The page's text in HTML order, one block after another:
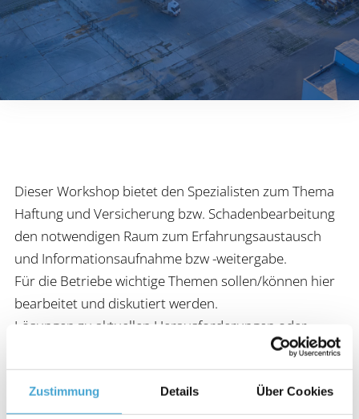
Zustimmung Details Über Cookies
Dieser Workshop bietet den Spezialisten zum Thema
Haftung und Versicherung bzw. Schadenbearbeitung
den notwendigen Raum zum Erfahrungsaustausch
und Informationsaufnahme bzw -weitergabe.
Für die Betriebe wichtige Themen sollen/können hier
bearbeitet und diskutiert werden.
Lösungen zu aktuellen Herausforderungen oder
Bringen Sie sich und Ihr Wissen bzw. Ihre Erfahrung
mit ein!